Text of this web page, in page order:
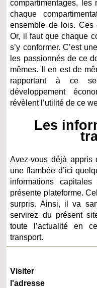
compartimentages, les
chaque
ensemble de lois. Ces
Or, il faut que chaque
s’y conformer. C’est
les passionnés de ce
mêmes. Il en est de
rapportant à ce
développement
révèlent l’utilité de ce
Les
Avez-vous déjà appris
une flambée d’ici
informations
présente plateforme.
surpris. Ainsi, il va
servirez du présent
toute l’actualité en
transport.
Visiter
l'adresse